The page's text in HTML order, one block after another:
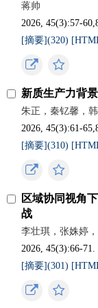
蒋帅
2026, 45(3):57-
[摘要](320)
新质生产力背
朱正，秦钇馨，
2026, 45(3):61-
[摘要](310)
区域协同视角
战
李壮琪，张姝婷
2026, 45(3):66-71.
[摘要](301)